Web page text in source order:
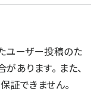
ユーザー投稿のた
あります。 また、
証できません。